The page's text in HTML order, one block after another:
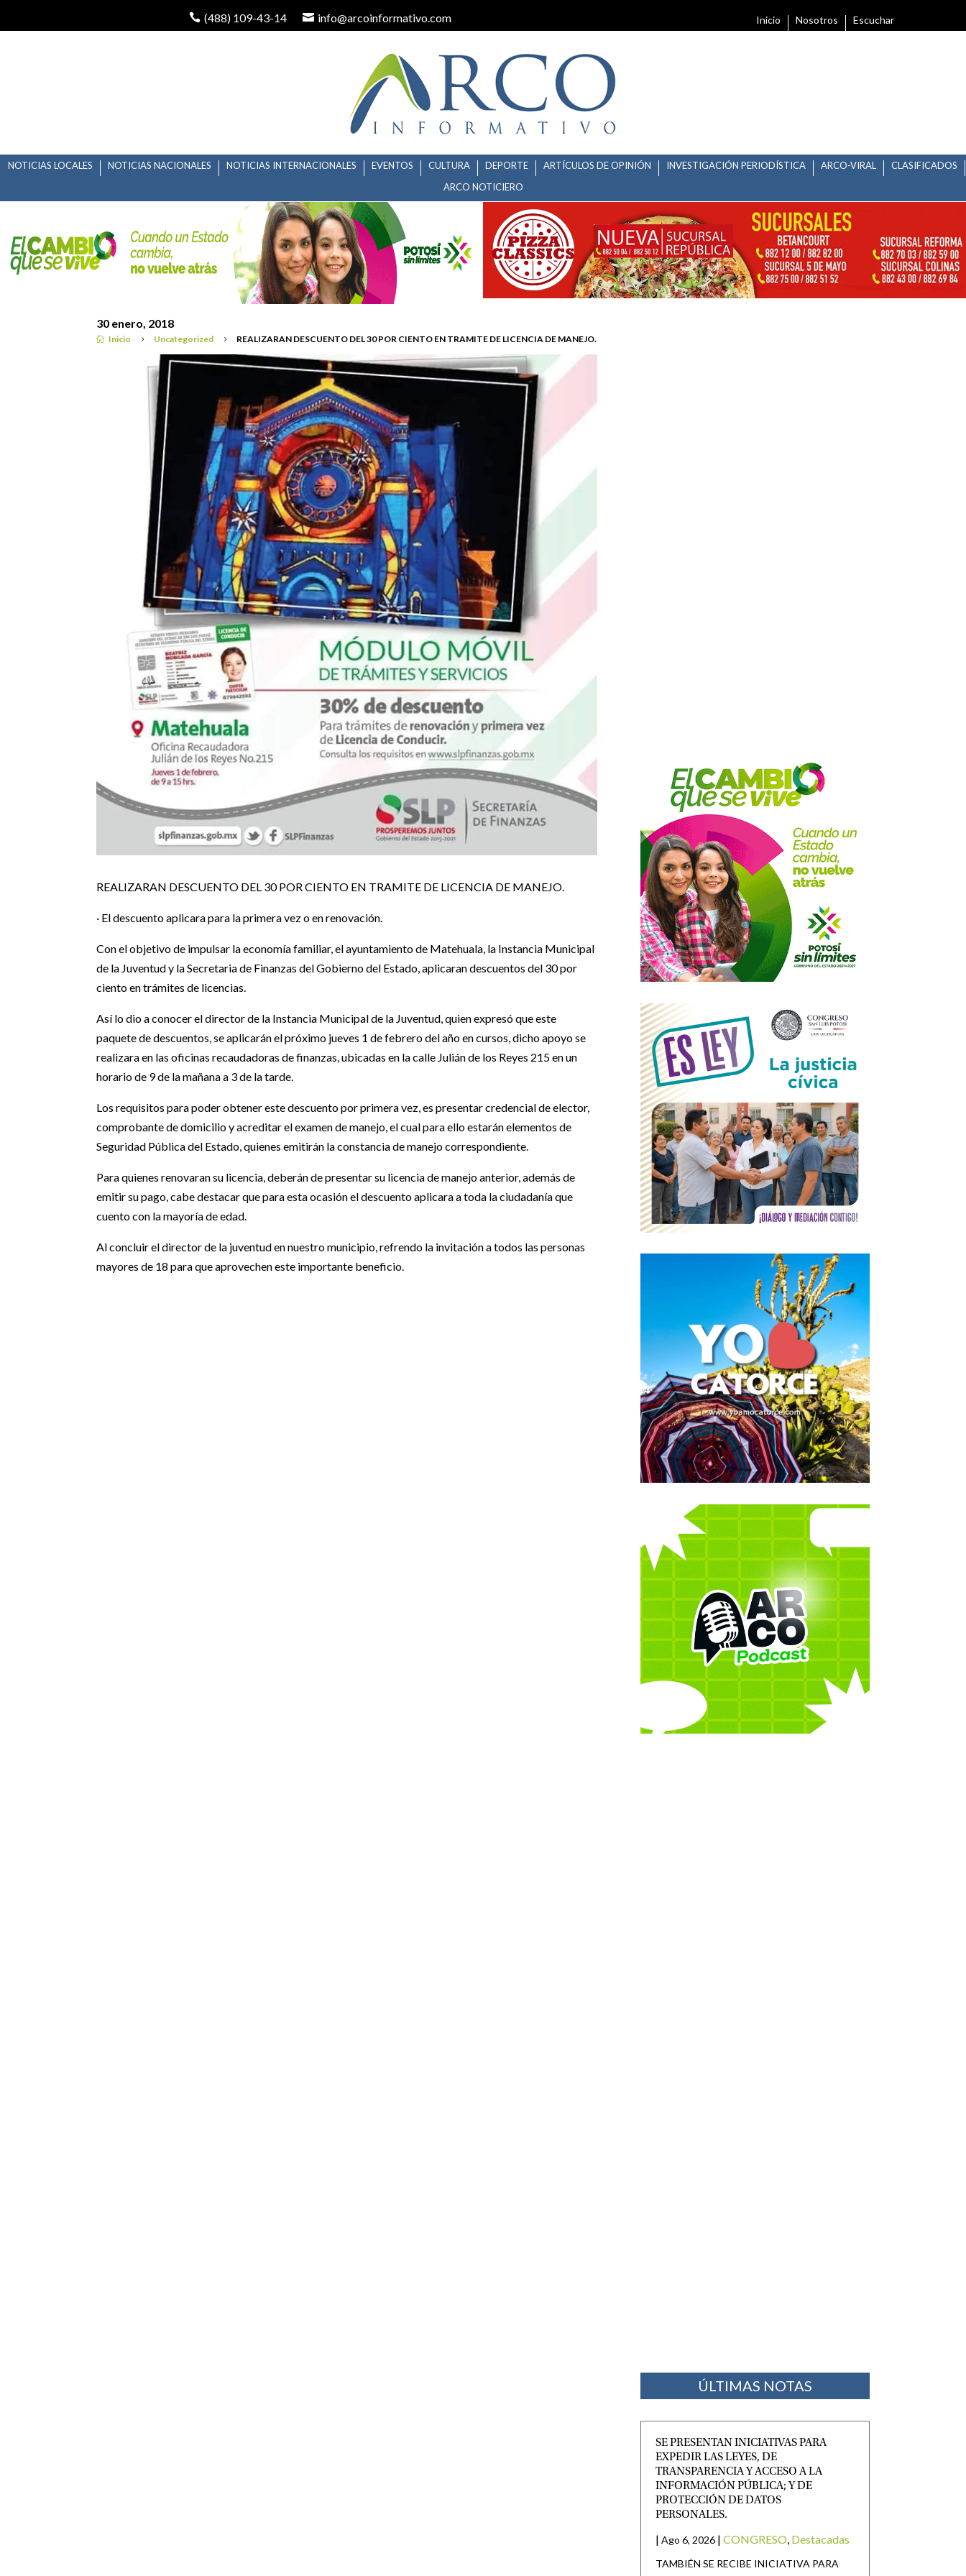
(488) 109-43-14 info@arcoinformativo.com Inicio Nosotros Escuchar
NOTICIAS LOCALES NOTICIAS NACIONALES NOTICIAS INTERNACIONALES EVENTOS CULTURA DEPORTE ARTÍCULOS DE OPINIÓN INVESTIGACIÓN PERIODÍSTICA ARCO-VIRAL
CLASIFICADOS
ARCO NOTICIERO
 Inicio 5 Uncategorized 5 REALIZARAN DESCUENTO DEL 30 POR CIENTO EN TRAMITE DE LICENCIA DE MANEJO.
REALIZARAN DESCUENTO DEL 30 POR CIENTO EN TRAMITE DE LICENCIA DE
MANEJO.
Noticias locales
30 enero, 2018
REALIZARAN DESCUENTO DEL 30 POR CIENTO EN TRAMITE DE LICENCIA DE MANEJO.
· El descuento aplicara para la primera vez o en renovación.
Con el objetivo de impulsar la economía familiar, el ayuntamiento de Matehuala, la Instancia Municipal
de la Juventud y la Secretaria de Finanzas del Gobierno del Estado, aplicaran descuentos del 30 por
ciento en trámites de licencias.
Así lo dio a conocer el director de la Instancia Municipal de la Juventud, quien expresó que este
paquete de descuentos, se aplicarán el próximo jueves 1 de febrero del año en cursos, dicho apoyo se
realizara en las oficinas recaudadoras de finanzas, ubicadas en la calle Julián de los Reyes 215 en un
horario de 9 de la mañana a 3 de la tarde.
Los requisitos para poder obtener este descuento por primera vez, es presentar credencial de elector,
comprobante de domicilio y acreditar el examen de manejo, el cual para ello estarán elementos de
Seguridad Pública del Estado, quienes emitirán la constancia de manejo correspondiente.
Para quienes renovaran su licencia, deberán de presentar su licencia de manejo anterior, además de
emitir su pago, cabe destacar que para esta ocasión el descuento aplicara a toda la ciudadanía que
cuento con la mayoría de edad.
Al concluir el director de la juventud en nuestro municipio, refrendo la invitación a todos las personas
mayores de 18 para que aprovechen este importante beneficio.
ÚLTIMAS NOTAS
SE PRESENTAN INICIATIVAS PARA
EXPEDIR LAS LEYES, DE
TRANSPARENCIA Y ACCESO A LA
INFORMACIÓN PÚBLICA; Y DE
PROTECCIÓN DE DATOS
PERSONALES.
| Ago 6, 2026 | CONGRESO Destacadas
TAMBIÉN SE RECIBE INICIATIVA PARA